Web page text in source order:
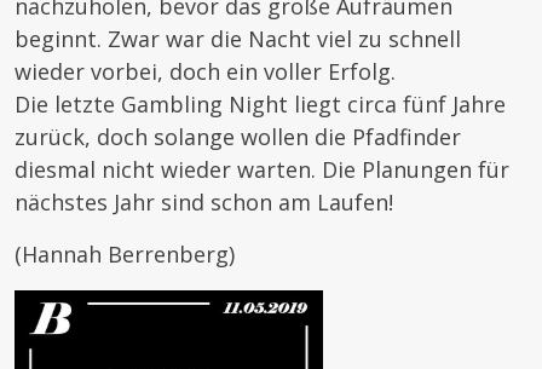
nachzuholen, bevor das große Aufräumen
beginnt. Zwar war die Nacht viel zu schnell
wieder vorbei, doch ein voller Erfolg.
Die letzte Gambling Night liegt circa fünf Jahre
zurück, doch solange wollen die Pfadfinder
diesmal nicht wieder warten. Die Planungen für
nächstes Jahr sind schon am Laufen!
(Hannah Berrenberg)